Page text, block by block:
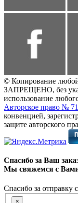
© Копирование
ЗАПРЕЩЕНО, без
использование
Авторское право №
конвенцией,
защите авторского
Спасибо за Ваш
Мы свяжемся с
Спасибо за отправку
×